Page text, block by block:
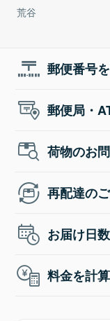
荒谷
郵便番号
郵便局・
荷物のお
再配達の
お届け日
料金を計